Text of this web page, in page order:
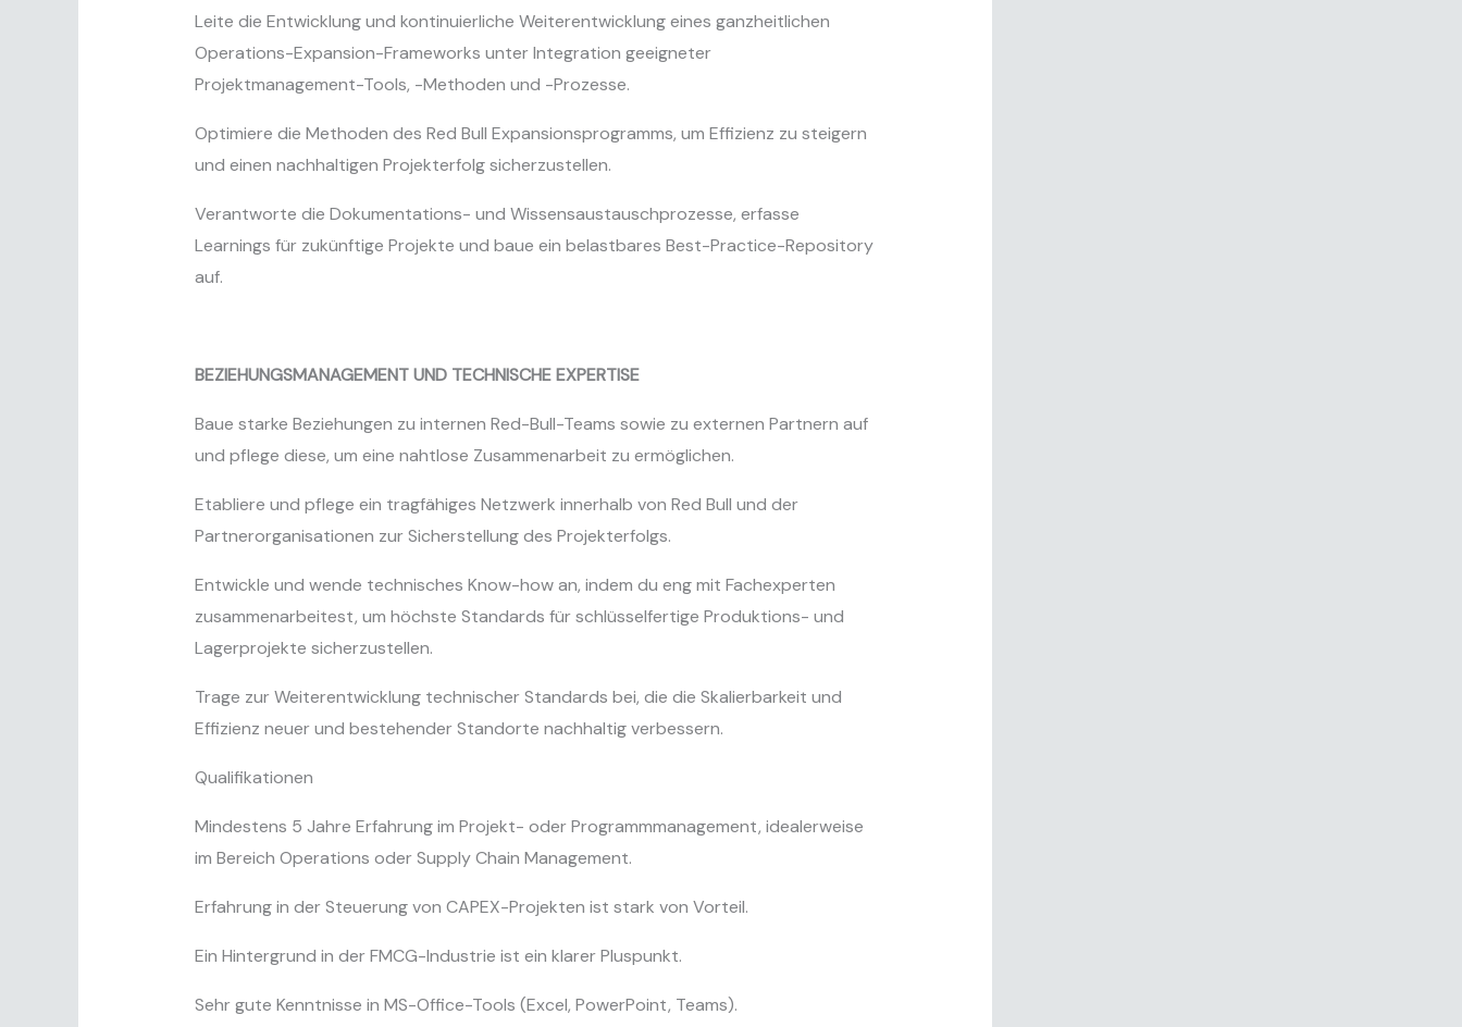
Leite die Entwicklung und kontinuierliche Weiterentwicklung eines ganzheitlichen
Operations-Expansion-Frameworks unter Integration geeigneter
Projektmanagement-Tools, -Methoden und -Prozesse.
Optimiere die Methoden des Red Bull Expansionsprogramms, um Effizienz zu steigern
und einen nachhaltigen Projekterfolg sicherzustellen.
Verantworte die Dokumentations- und Wissensaustauschprozesse, erfasse
Learnings für zukünftige Projekte und baue ein belastbares Best-Practice-Repository
auf.
BEZIEHUNGSMANAGEMENT UND TECHNISCHE EXPERTISE
Baue starke Beziehungen zu internen Red-Bull-Teams sowie zu externen Partnern auf
und pflege diese, um eine nahtlose Zusammenarbeit zu ermöglichen.
Etabliere und pflege ein tragfähiges Netzwerk innerhalb von Red Bull und der
Partnerorganisationen zur Sicherstellung des Projekterfolgs.
Entwickle und wende technisches Know-how an, indem du eng mit Fachexperten
zusammenarbeitest, um höchste Standards für schlüsselfertige Produktions- und
Lagerprojekte sicherzustellen.
Trage zur Weiterentwicklung technischer Standards bei, die die Skalierbarkeit und
Effizienz neuer und bestehender Standorte nachhaltig verbessern.
Qualifikationen
Mindestens 5 Jahre Erfahrung im Projekt- oder Programmmanagement, idealerweise
im Bereich Operations oder Supply Chain Management.
Erfahrung in der Steuerung von CAPEX-Projekten ist stark von Vorteil.
Ein Hintergrund in der FMCG-Industrie ist ein klarer Pluspunkt.
Sehr gute Kenntnisse in MS-Office-Tools (Excel, PowerPoint, Teams).